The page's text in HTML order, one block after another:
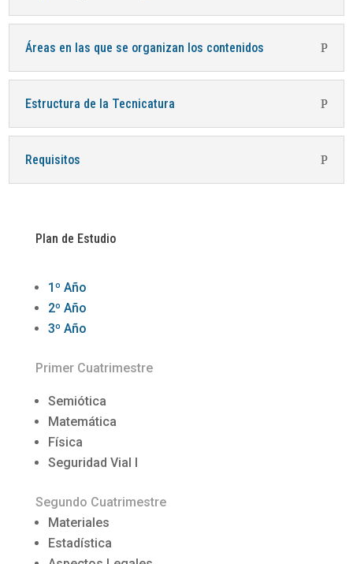
Áreas en las que se organizan los contenidos
Estructura de la Tecnicatura
Requisitos
Plan de Estudio
1º Año
2º Año
3º Año
Primer Cuatrimestre
Semiótica
Matemática
Física
Seguridad Vial I
Segundo Cuatrimestre
Materiales
Estadística